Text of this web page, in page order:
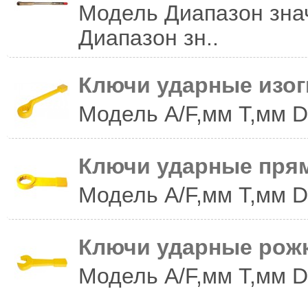
Модель Ди­апазон
Ди­апазон зн..
Ключи ударные
Модель A/F,мм T,мм
Ключи ударные
Модель A/F,мм T,мм
Ключи ударные
Модель A/F,мм T,мм